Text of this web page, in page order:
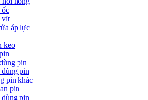
ốc
vít
áp lực
keo
pin
pin
pin khác
pin
pin